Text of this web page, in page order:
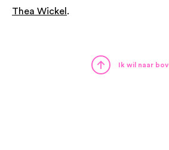
Thea Wickel .
Ik wil naar